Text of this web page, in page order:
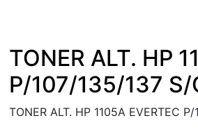
TONER ALT. HP
P/107/135/137
TONER ALT. HP 1105A EVERTEC